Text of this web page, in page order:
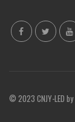
© 2023 CNJY-LED by